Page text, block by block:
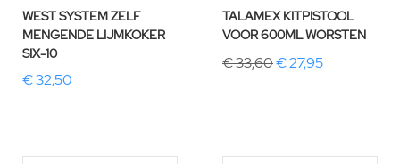
WEST SYSTEM ZELF
MENGENDE LIJMKOKER
SIX-10
€ 32,50
TALAMEX KITPISTOOL
VOOR 600ML WORSTEN
€ 33,60€ 27,95